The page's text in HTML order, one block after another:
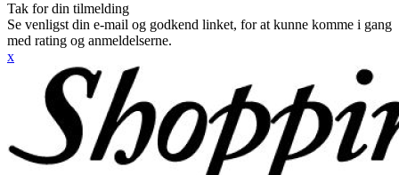
Tak for din tilmelding
Se venligst din e-mail og godkend linket, for at kunne komme i gang
med rating og anmeldelserne.
x